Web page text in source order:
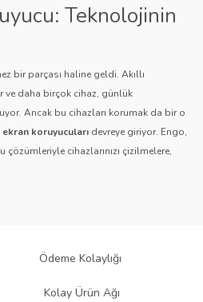
Teknolojinin
bir parçası haline geldi. Akıllı
daha birçok cihaz, günlük
Ancak bu cihazları korumak da bir o
ekran koruyucuları devreye giriyor. Engo,
cihazlarınızı çizilmelere,
yıllara dayanan tecrübesi ve teknolojiye
geçirir. Kullanıcı dostu tasarımı
Ödeme Kolaylığı
Kolay Ürün Ağı